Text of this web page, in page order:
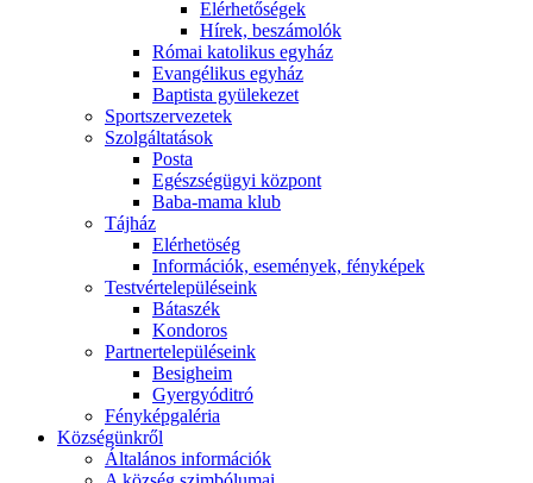
Elérhetőségek
Hírek, beszámolók
Római katolikus egyház
Evangélikus egyház
Baptista gyülekezet
Sportszervezetek
Szolgáltatások
Posta
Egészségügyi központ
Baba-mama klub
Tájház
Elérhetöség
Információk, események, fényképek
Testvértelepüléseink
Bátaszék
Kondoros
Partnertelepüléseink
Besigheim
Gyergyóditró
Fényképgaléria
Községünkről
Általános információk